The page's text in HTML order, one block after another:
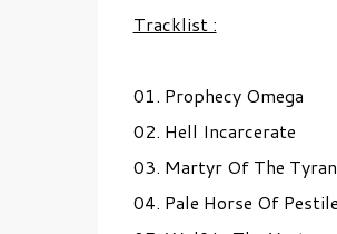
Tracklist :
01. Prophecy Omega
02. Hell Incarcerate
03. Martyr Of The
04. Pale Horse Of